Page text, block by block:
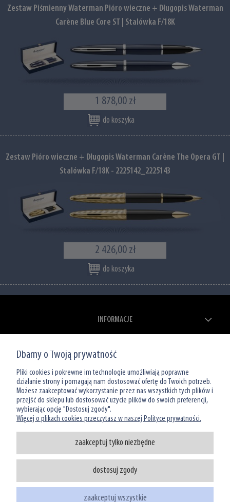
Zestaw Piśmienny Waterman Pióro wieczne + Długopis Waterman
Carène Blue Core ST | Stalówka F/18K
1 878,00 zł
do koszyka
Zestaw Pióro wieczne + Długopis Waterman Carène The Opera GT |
Stalówka F/18K - 2225142_2225143
2 426,00 zł
do koszyka
INFORMACJE
MOJE KONTO
O NAS
tel: (22) 39 00 966
sklep@watermanshop.pl
Dbamy o Twoją prywatność
Pliki cookies i pokrewne im technologie umożliwiają poprawne
działanie strony i pomagają nam dostosować ofertę do Twoich potrzeb.
Możesz zaakceptować wykorzystanie przez nas wszystkich tych plików i
przejść do sklepu lub dostosować użycie plików do swoich preferencji,
wybierając opcję "Dostosuj zgody".
Więcej o plikach cookies przeczytasz w naszej Polityce prywatności.
zaakceptuj tylko niezbędne
dostosuj zgody
zaakceptuj wszystkie